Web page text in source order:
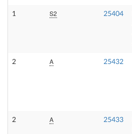
1 S2 25404
2 A 25432
2 A 25433